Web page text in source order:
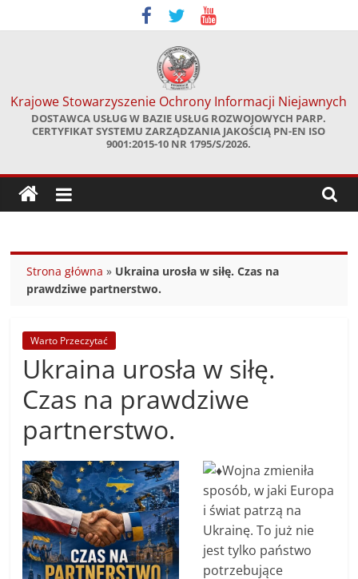
to
Krajowe Stowarzyszenie Ochrony Informacji Niejawnych
DOSTAWCA USŁUG W BAZIE USŁUG ROZWOJOWYCH PARP.
CERTYFIKAT SYSTEMU ZARZĄDZANIA JAKOŚCIĄ PN-EN ISO
9001:2015-10 NR 1795/S/2026.
Strona główna » Ukraina urosła w siłę. Czas na
prawdziwe partnerstwo.
Warto Przeczytać
Ukraina urosła w siłę.
Czas na prawdziwe
partnerstwo.
Wojna zmieniła
sposób, w jaki Europa
i świat patrzą na
Ukrainę. To już nie
jest tylko państwo
potrzebujące